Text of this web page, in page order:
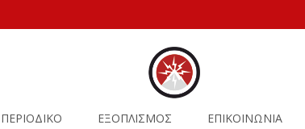
ΠΕΡΙΟΔΙΚΟ ΕΞΟΠΛΙΣΜΟΣ ΕΠΙΚΟΙΝΩΝΙΑ